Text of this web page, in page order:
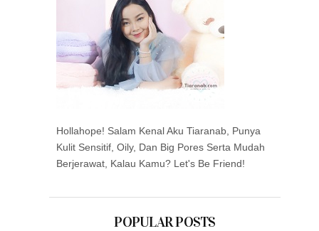
Hollahope! Salam Kenal Aku Tiaranab, Punya
Kulit Sensitif, Oily, Dan Big Pores Serta Mudah
Berjerawat, Kalau Kamu? Let's Be Friend!
POPULAR POSTS